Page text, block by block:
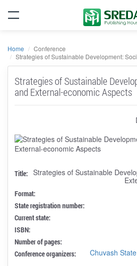
Home
Conference
Strategies of Sustainable Development:
Strategies of Sustainable
and External-economic Aspects
Title: Strategies of Sustainable
Format:
State registration number:
Current state:
ISBN:
Number of pages:
Conference organizers:
Chuvash